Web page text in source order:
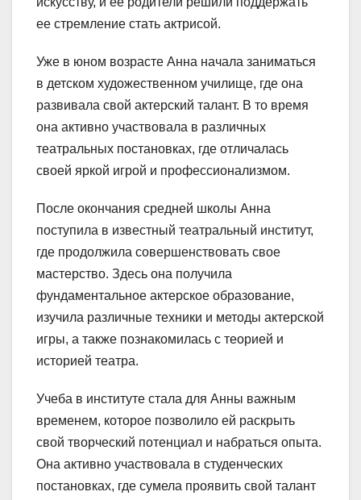
ее стремление стать актрисой.
Уже в юном возрасте Анна начала заниматься
в детском художественном училище, где она
развивала свой актерский талант. В то время
она активно участвовала в различных
театральных постановках, где отличалась
своей яркой игрой и профессионализмом.
После окончания средней школы Анна
поступила в известный театральный институт,
где продолжила совершенствовать свое
мастерство. Здесь она получила
фундаментальное актерское образование,
изучила различные техники и методы актерской
игры, а также познакомилась с теорией и
историей театра.
Учеба в институте стала для Анны важным
временем, которое позволило ей раскрыть
свой творческий потенциал и набраться опыта.
Она активно участвовала в студенческих
постановках, где сумела проявить свой талант